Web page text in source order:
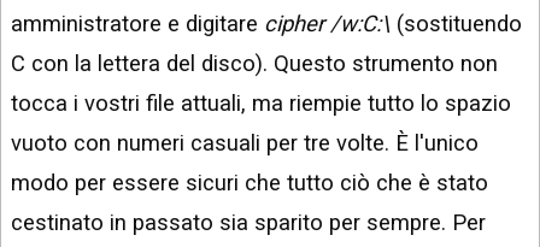
amministratore e digitare cipher /w:C:\ (sostituendo
C con la lettera del disco). Questo strumento non
tocca i vostri file attuali, ma riempie tutto lo spazio
vuoto con numeri casuali per tre volte. È l'unico
modo per essere sicuri che tutto ciò che è stato
cestinato in passato sia sparito per sempre. Per